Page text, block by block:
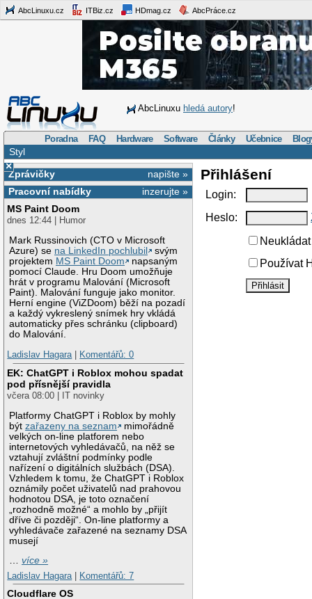
AbcLinuxu.cz ITBiz.cz HDmag.cz AbcPráce.cz
AbcLinuxu hledá autory!
Poradna FAQ Hardware Software Články Učebnice
Styl
×
napište »
Zprávičky
inzerujte »
Pracovní nabídky
MS Paint Doom
dnes 12:44 | Humor
Mark Russinovich (CTO v Microsoft
Azure) se na LinkedIn pochlubil
svým
projektem MS Paint Doom
napsaným
pomocí Claude. Hru Doom umožňuje
hrát v programu Malování (Microsoft
Paint). Malování funguje jako monitor.
Herní engine (ViZDoom) běží na pozadí
a každý vykreslený snímek hry vkládá
automaticky přes schránku (clipboard)
do Malování.
Ladislav Hagara| Komentářů: 0
EK: ChatGPT i Roblox mohou spadat
pod přísnější pravidla
včera 08:00 | IT novinky
Platformy ChatGPT i Roblox by mohly
býtzařazeny na seznam
mimořádně
velkých on-line platforem nebo
internetových vyhledávačů, na něž se
vztahují zvláštní podmínky podle
nařízení o digitálních službách (DSA).
Vzhledem k tomu, že ChatGPT i Roblox
oznámily počet uživatelů nad prahovou
hodnotou DSA, je toto označení
„rozhodně možné“ a mohlo by „přijít
dříve či později“. On-line platformy a
vyhledávače zařazené na seznamy DSA
musejí
…více »
Ladislav Hagara
Komentářů: 7
Cloudflare OS
Přihlášení
Login:
Heslo:
Používat